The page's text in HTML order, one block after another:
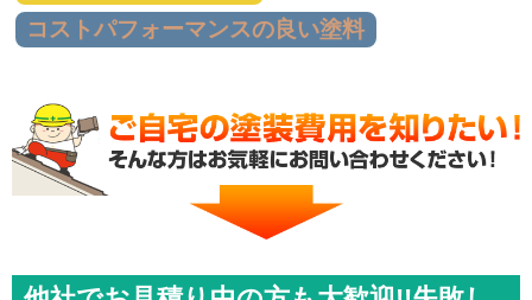
コストパフォーマンスの良い塗料